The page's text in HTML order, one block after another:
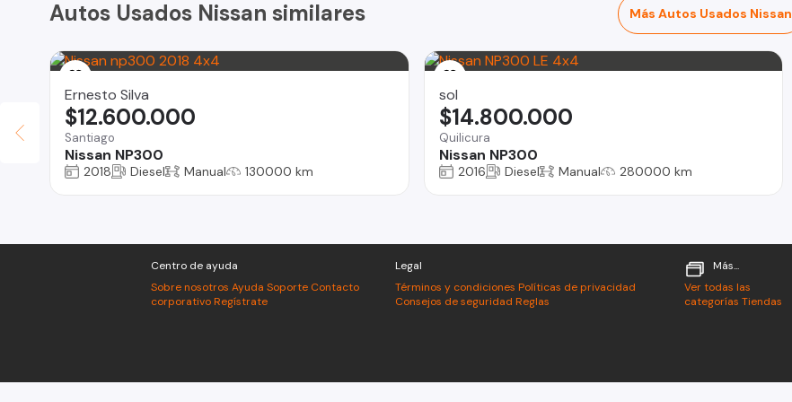
Autos Usados Nissan similares Más Autos Usados Nissan
Ernesto Silva
Santiago
Nissan NP300
$12.600.000
2018 Diesel Manual 130000 km
sol
Quilicura
Nissan NP300
$14.800.000
2016 Diesel Manual 280000 km
Centro de ayuda
Sobre nosotros Ayuda Soporte Contacto
corporativo Regístrate
Legal
Términos y condiciones Políticas de privacidad
Consejos de seguridad Reglas
Más...
Ver todas las
categorías Tiendas